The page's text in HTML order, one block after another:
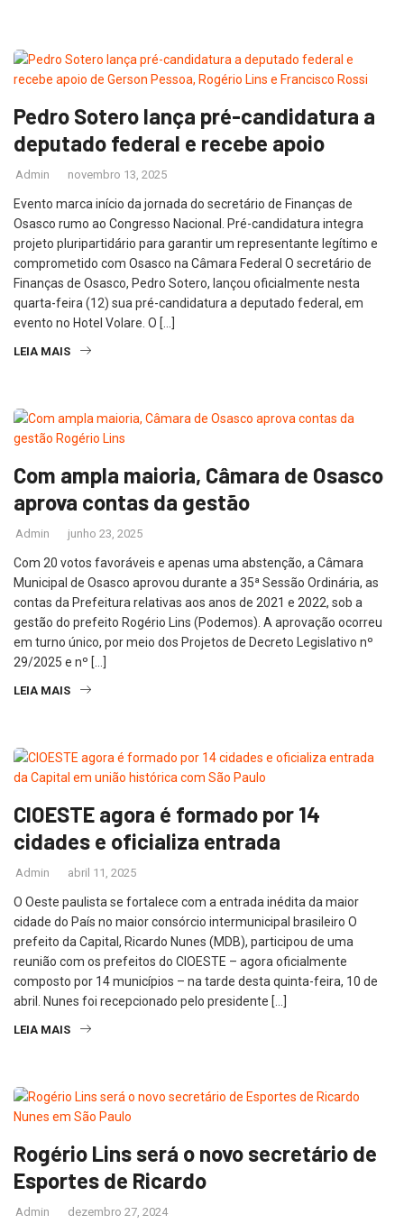
Pedro Sotero lança pré-candidatura a
deputado federal e recebe apoio
Admin novembro 13, 2025
Evento marca início da jornada do secretário de Finanças de
Osasco rumo ao Congresso Nacional. Pré-candidatura integra
projeto pluripartidário para garantir um representante legítimo e
comprometido com Osasco na Câmara Federal O secretário de
Finanças de Osasco, Pedro Sotero, lançou oficialmente nesta
quarta-feira (12) sua pré-candidatura a deputado federal, em
evento no Hotel Volare. O […]
LEIA MAIS
Com ampla maioria, Câmara de Osasco
aprova contas da gestão
Admin junho 23, 2025
Com 20 votos favoráveis e apenas uma abstenção, a Câmara
Municipal de Osasco aprovou durante a 35ª Sessão Ordinária, as
contas da Prefeitura relativas aos anos de 2021 e 2022, sob a
gestão do prefeito Rogério Lins (Podemos). A aprovação ocorreu
em turno único, por meio dos Projetos de Decreto Legislativo nº
29/2025 e nº […]
LEIA MAIS
CIOESTE agora é formado por 14
cidades e oficializa entrada
Admin abril 11, 2025
O Oeste paulista se fortalece com a entrada inédita da maior
cidade do País no maior consórcio intermunicipal brasileiro O
prefeito da Capital, Ricardo Nunes (MDB), participou de uma
reunião com os prefeitos do CIOESTE – agora oficialmente
composto por 14 municípios – na tarde desta quinta-feira, 10 de
abril. Nunes foi recepcionado pelo presidente […]
LEIA MAIS
Rogério Lins será o novo secretário de
Esportes de Ricardo
Admin dezembro 27, 2024